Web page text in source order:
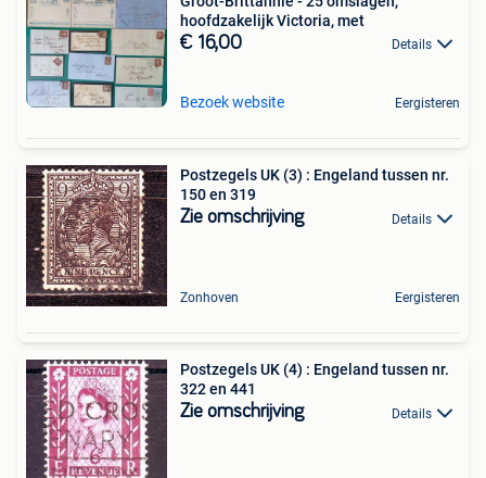
hoofdzakelijk Victoria, met
€ 16,00 Details
Bezoek website Eergisteren
Postzegels UK (3) : Engeland tussen nr.
150 en 319
Zie omschrijving Details
Zonhoven Eergisteren
Postzegels UK (4) : Engeland tussen nr.
322 en 441
Zie omschrijving Details